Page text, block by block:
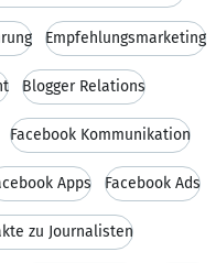
Empfehlungsmarketing
Blogger Relations
Facebook Kommunikation
Apps Facebook Ads
zu Journalisten